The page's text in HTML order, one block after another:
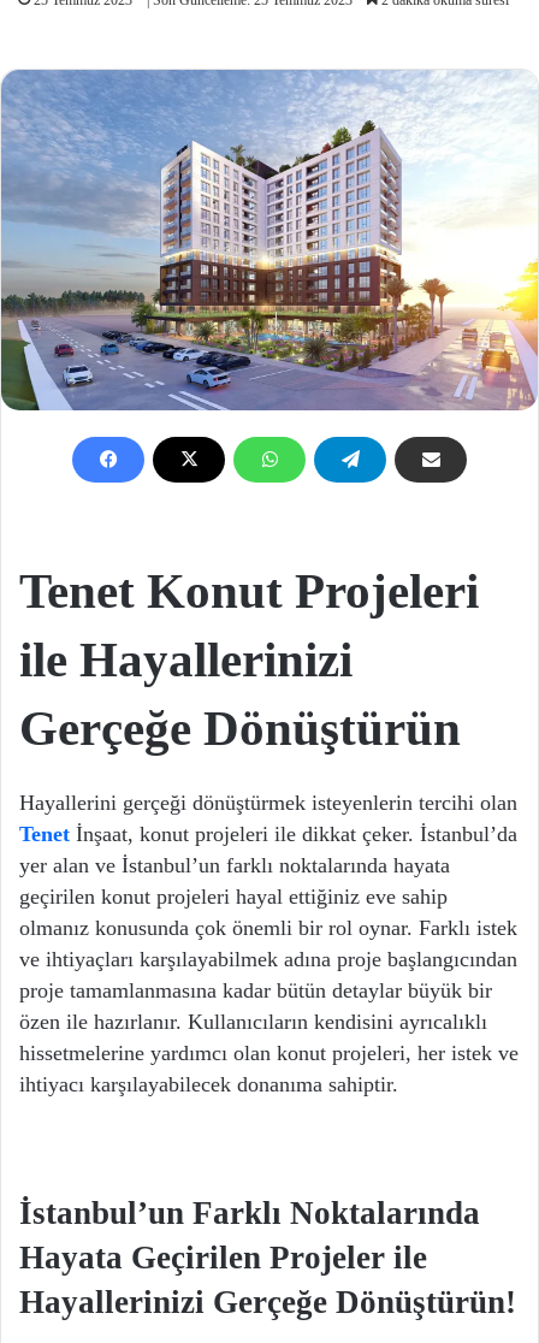
Tenet Konut Projeleri
ile Hayallerinizi
Gerçeğe Dönüştürün
Hayallerini gerçeği dönüştürmek isteyenlerin tercihi olan
Tenet İnşaat, konut projeleri ile dikkat çeker. İstanbul’da
yer alan ve İstanbul’un farklı noktalarında hayata
geçirilen konut projeleri hayal ettiğiniz eve sahip
olmanız konusunda çok önemli bir rol oynar. Farklı istek
ve ihtiyaçları karşılayabilmek adına proje başlangıcından
proje tamamlanmasına kadar bütün detaylar büyük bir
özen ile hazırlanır. Kullanıcıların kendisini ayrıcalıklı
hissetmelerine yardımcı olan konut projeleri, her istek ve
ihtiyacı karşılayabilecek donanıma sahiptir.
İstanbul’un Farklı Noktalarında
Hayata Geçirilen Projeler ile
Hayallerinizi Gerçeğe Dönüştürün!